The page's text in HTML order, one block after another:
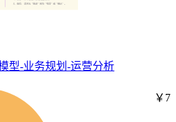
型-业务规划-运营分析
￥7